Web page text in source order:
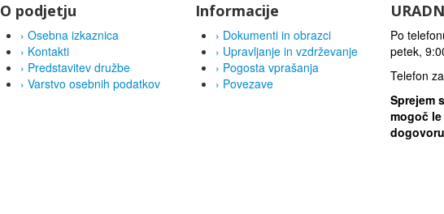
O podjetju
› Osebna izkaznica
› Kontakti
› Predstavitev družbe
› Varstvo osebnih podatkov
Informacije
› Dokumenti in obrazci
› Upravljanje in vzdrževanje
› Pogosta vprašanja
› Povezave
Po
petek,
Telefon
Sprejem
mogoč